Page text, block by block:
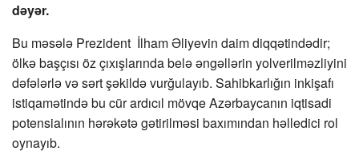
dəyər.
Bu məsələ Prezident İlham Əliyevin daim diqqətindədir;
ölkə başçısı öz çıxışlarında belə əngəllərin yolverilməzliyini
dəfələrlə və sərt şəkildə vurğulayıb. Sahibkarlığın inkişafı
istiqamətində bu cür ardıcıl mövqe Azərbaycanın iqtisadi
potensialının hərəkətə gətirilməsi baxımından həlledici rol
oynayıb.